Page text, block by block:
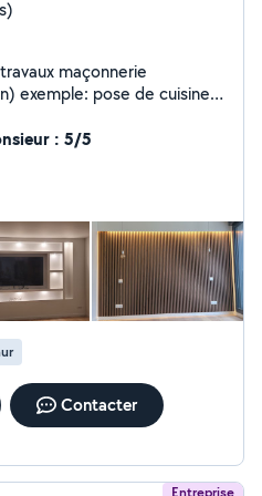
maçonnerie
exemple: pose de cuisine
tringle, suspension,
carrelage,pose et
pose de briques et
: 5/5
Contacter
Entreprise